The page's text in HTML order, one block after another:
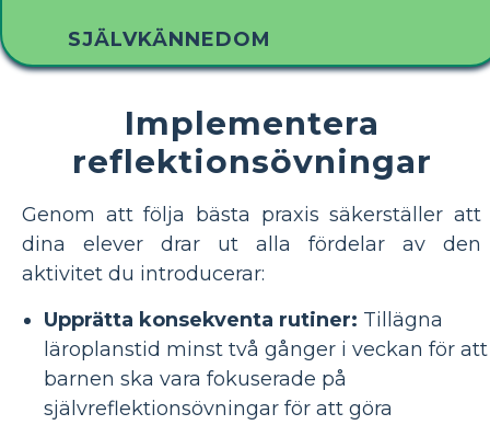
SJÄLVKÄNNEDOM
Implementera
reflektionsövningar
Genom att följa bästa praxis säkerställer att
dina elever drar ut alla fördelar av den
aktivitet du introducerar:
Upprätta konsekventa rutiner: Tillägna
läroplanstid minst två gånger i veckan för att
barnen ska vara fokuserade på
självreflektionsövningar för att göra